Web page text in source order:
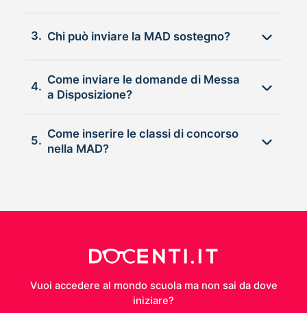
3. Chi può inviare la MAD sostegno?
4.
Come inviare le domande di Messa
a Disposizione?
5.
Come inserire le classi di concorso
nella MAD?
Vuoi accedere al mondo scuola ma non sai da dove
iniziare?